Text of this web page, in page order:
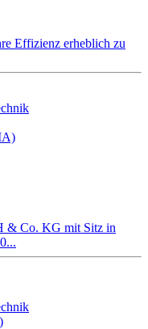
Effizienz erheblich zu
& Co. KG mit Sitz in